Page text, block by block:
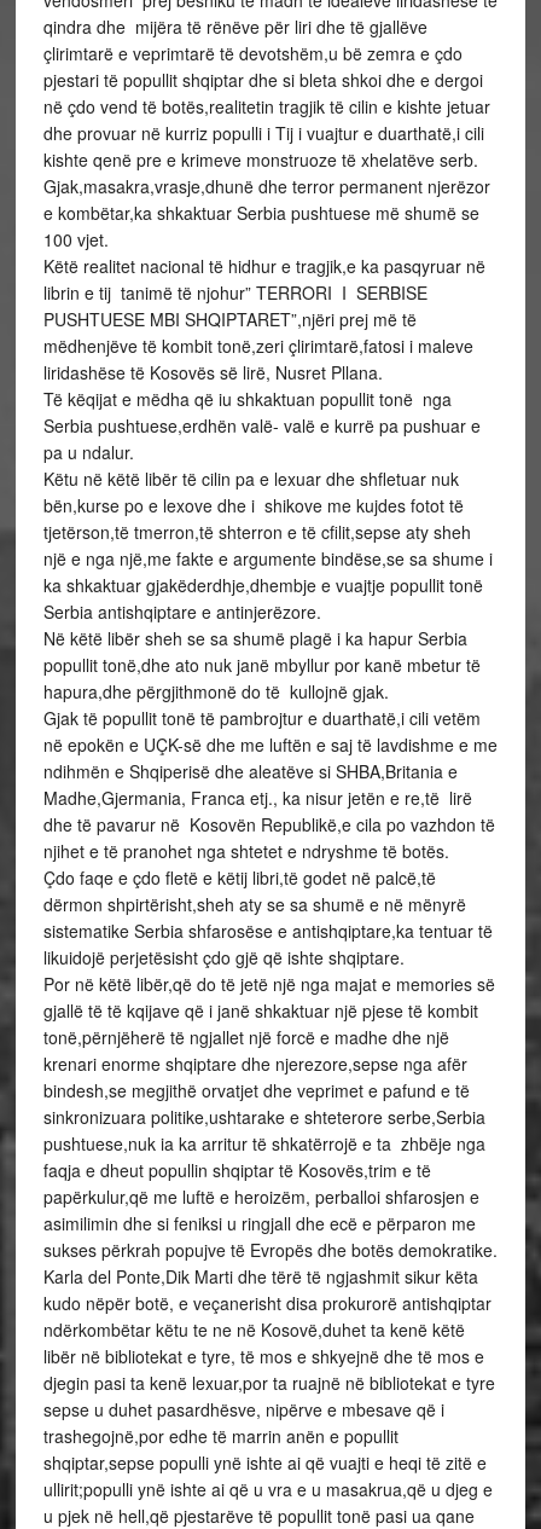
qindra dhe mijëra të rënëve për liri dhe të gjallëve
çlirimtarë e veprimtarë të devotshëm,u bë zemra e çdo
pjestari të popullit shqiptar dhe si bleta shkoi dhe e dergoi
në çdo vend të botës,realitetin tragjik të cilin e kishte jetuar
dhe provuar në kurriz populli i Tij i vuajtur e duarthatë,i cili
kishte qenë pre e krimeve monstruoze të xhelatëve serb.
Gjak,masakra,vrasje,dhunë dhe terror permanent njerëzor
e kombëtar,ka shkaktuar Serbia pushtuese më shumë se
100 vjet.
Këtë realitet nacional të hidhur e tragjik,e ka pasqyruar në
librin e tij tanimë të njohur” TERRORI I SERBISE
PUSHTUESE MBI SHQIPTARET”,njëri prej më të
mëdhenjëve të kombit tonë,zeri çlirimtarë,fatosi i maleve
liridashëse të Kosovës së lirë, Nusret Pllana.
Të këqijat e mëdha që iu shkaktuan popullit tonë nga
Serbia pushtuese,erdhën valë- valë e kurrë pa pushuar e
pa u ndalur.
Këtu në këtë libër të cilin pa e lexuar dhe shfletuar nuk
bën,kurse po e lexove dhe i shikove me kujdes fotot të
tjetërson,të tmerron,të shterron e të cfilit,sepse aty sheh
një e nga një,me fakte e argumente bindëse,se sa shume i
ka shkaktuar gjakëderdhje,dhembje e vuajtje popullit tonë
Serbia antishqiptare e antinjerëzore.
Në këtë libër sheh se sa shumë plagë i ka hapur Serbia
popullit tonë,dhe ato nuk janë mbyllur por kanë mbetur të
hapura,dhe përgjithmonë do të kullojnë gjak.
Gjak të popullit tonë të pambrojtur e duarthatë,i cili vetëm
në epokën e UÇK-së dhe me luftën e saj të lavdishme e me
ndihmën e Shqiperisë dhe aleatëve si SHBA,Britania e
Madhe,Gjermania, Franca etj., ka nisur jetën e re,të lirë
dhe të pavarur në Kosovën Republikë,e cila po vazhdon të
njihet e të pranohet nga shtetet e ndryshme të botës.
Çdo faqe e çdo fletë e këtij libri,të godet në palcë,të
dërmon shpirtërisht,sheh aty se sa shumë e në mënyrë
sistematike Serbia shfarosëse e antishqiptare,ka tentuar të
likuidojë perjetësisht çdo gjë që ishte shqiptare.
Por në këtë libër,që do të jetë një nga majat e memories së
gjallë të të kqijave që i janë shkaktuar një pjese të kombit
tonë,përnjëherë të ngjallet një forcë e madhe dhe një
krenari enorme shqiptare dhe njerezore,sepse nga afër
bindesh,se megjithë orvatjet dhe veprimet e pafund e të
sinkronizuara politike,ushtarake e shteterore serbe,Serbia
pushtuese,nuk ia ka arritur të shkatërrojë e ta zhbëje nga
faqja e dheut popullin shqiptar të Kosovës,trim e të
papërkulur,që me luftë e heroizëm, perballoi shfarosjen e
asimilimin dhe si feniksi u ringjall dhe ecë e përparon me
sukses përkrah popujve të Evropës dhe botës demokratike.
Karla del Ponte,Dik Marti dhe tërë të ngjashmit sikur këta
kudo nëpër botë, e veçanerisht disa prokurorë antishqiptar
ndërkombëtar këtu te ne në Kosovë,duhet ta kenë këtë
libër në bibliotekat e tyre, të mos e shkyejnë dhe të mos e
djegin pasi ta kenë lexuar,por ta ruajnë në bibliotekat e tyre
sepse u duhet pasardhësve, nipërve e mbesave që i
trashegojnë,por edhe të marrin anën e popullit
shqiptar,sepse populli ynë ishte ai që vuajti e heqi të zitë e
ullirit;populli ynë ishte ai që u vra e u masakrua,që u djeg e
u pjek në hell,që pjestarëve të popullit tonë pasi ua qane